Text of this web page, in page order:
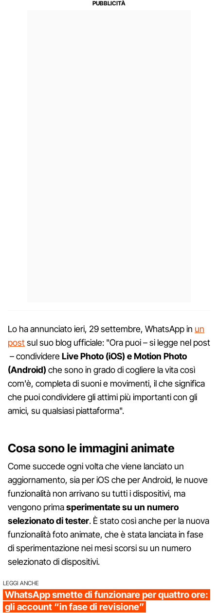
Lo ha annunciato ieri, 29 settembre, WhatsApp in un
postsul suo blog ufficiale: "Ora puoi – si legge nel post
– condividereLive Photo (iOS) e Motion Photo
(Android) che sono in grado di cogliere la vita così
com'è, completa di suoni e movimenti, il che significa
che puoi condividere gli attimi più importanti con gli
amici, su qualsiasi piattaforma".
Cosa sono le immagini animate
Come succede ogni volta che viene lanciato un
aggiornamento, sia per iOS che per Android, le nuove
funzionalità non arrivano su tutti i dispositivi, ma
vengono primasperimentate su un numero
selezionato di tester. È stato così anche per la nuova
funzionalità foto animate, che è stata lanciata in fase
di sperimentazione nei mesi scorsi su un numero
selezionato di dispositivi.
LEGGI ANCHE
WhatsApp smette di funzionare per quattro ore:
gli account “in fase di revisione”